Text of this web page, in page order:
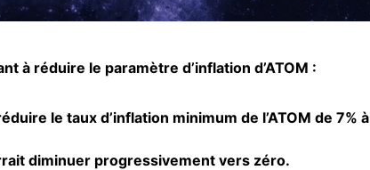
à réduire le paramètre d’inflation d’ATOM :
le taux d’inflation minimum de l’ATOM de 7% à
diminuer progressivement vers zéro.